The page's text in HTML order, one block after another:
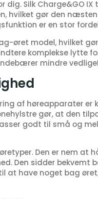
dig. Silk Charge&GO
hvilket gør den
er en stor
øret model, hvilket
komplekse lytte
mindre
af høreapparater er
gør, at den
godt til små og
Den er nem
Den sidder bekvemt
at have noget bag